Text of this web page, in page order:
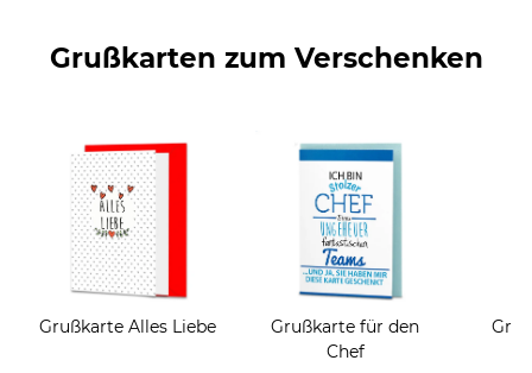
Grußkarten zum Verschenken
Grußkarte Alles Liebe
Grußkarte für den
Chef